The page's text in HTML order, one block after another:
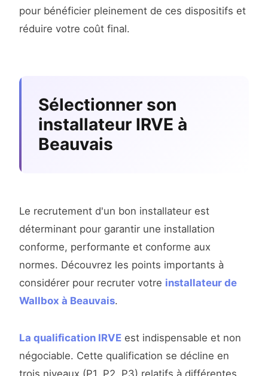
pour bénéficier pleinement de ces dispositifs et
réduire votre coût final.
Sélectionner son
installateur IRVE à
Beauvais
Le recrutement d'un bon installateur est
déterminant pour garantir une installation
conforme, performante et conforme aux
normes. Découvrez les points importants à
considérer pour recruter votre installateur de
Wallbox à Beauvais.
La qualification IRVE est indispensable et non
négociable. Cette qualification se décline en